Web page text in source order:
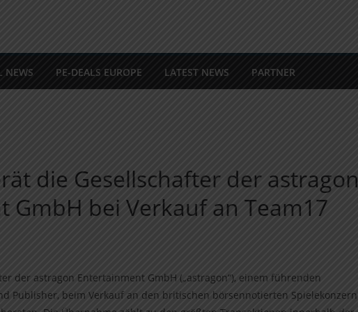
NEWS PE-DEALS EUROPE LATEST NEWS PARTNER
die Gesellschafter der astragon
GmbH bei Verkauf an Team17
der astragon Entertainment GmbH („astragon“), einem führenden
Publisher, beim Verkauf an den briti­schen börsennotierten Spielekonzern